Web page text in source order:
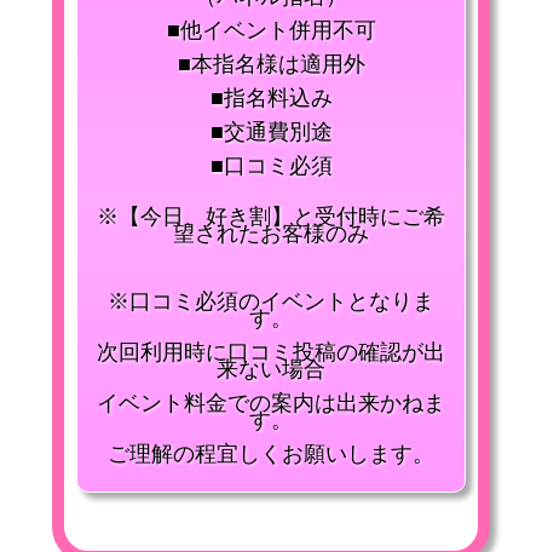
■他イベント併用不可
■本指名様は適用外
■指名料込み
■交通費別途
■口コミ必須
※【今日、好き割】と受付時にご希
望されたお客様のみ
※口コミ必須のイベントとなりま
す。
次回利用時に口コミ投稿の確認が出
来ない場合
イベント料金での案内は出来かねま
す。
ご理解の程宜しくお願いします。